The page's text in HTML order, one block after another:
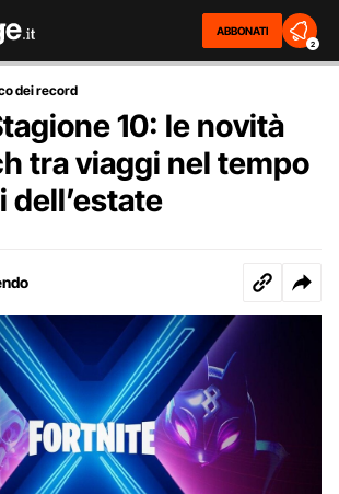
ABBONATI
2
dei record
10: le novità
tra viaggi nel tempo
dell’estate